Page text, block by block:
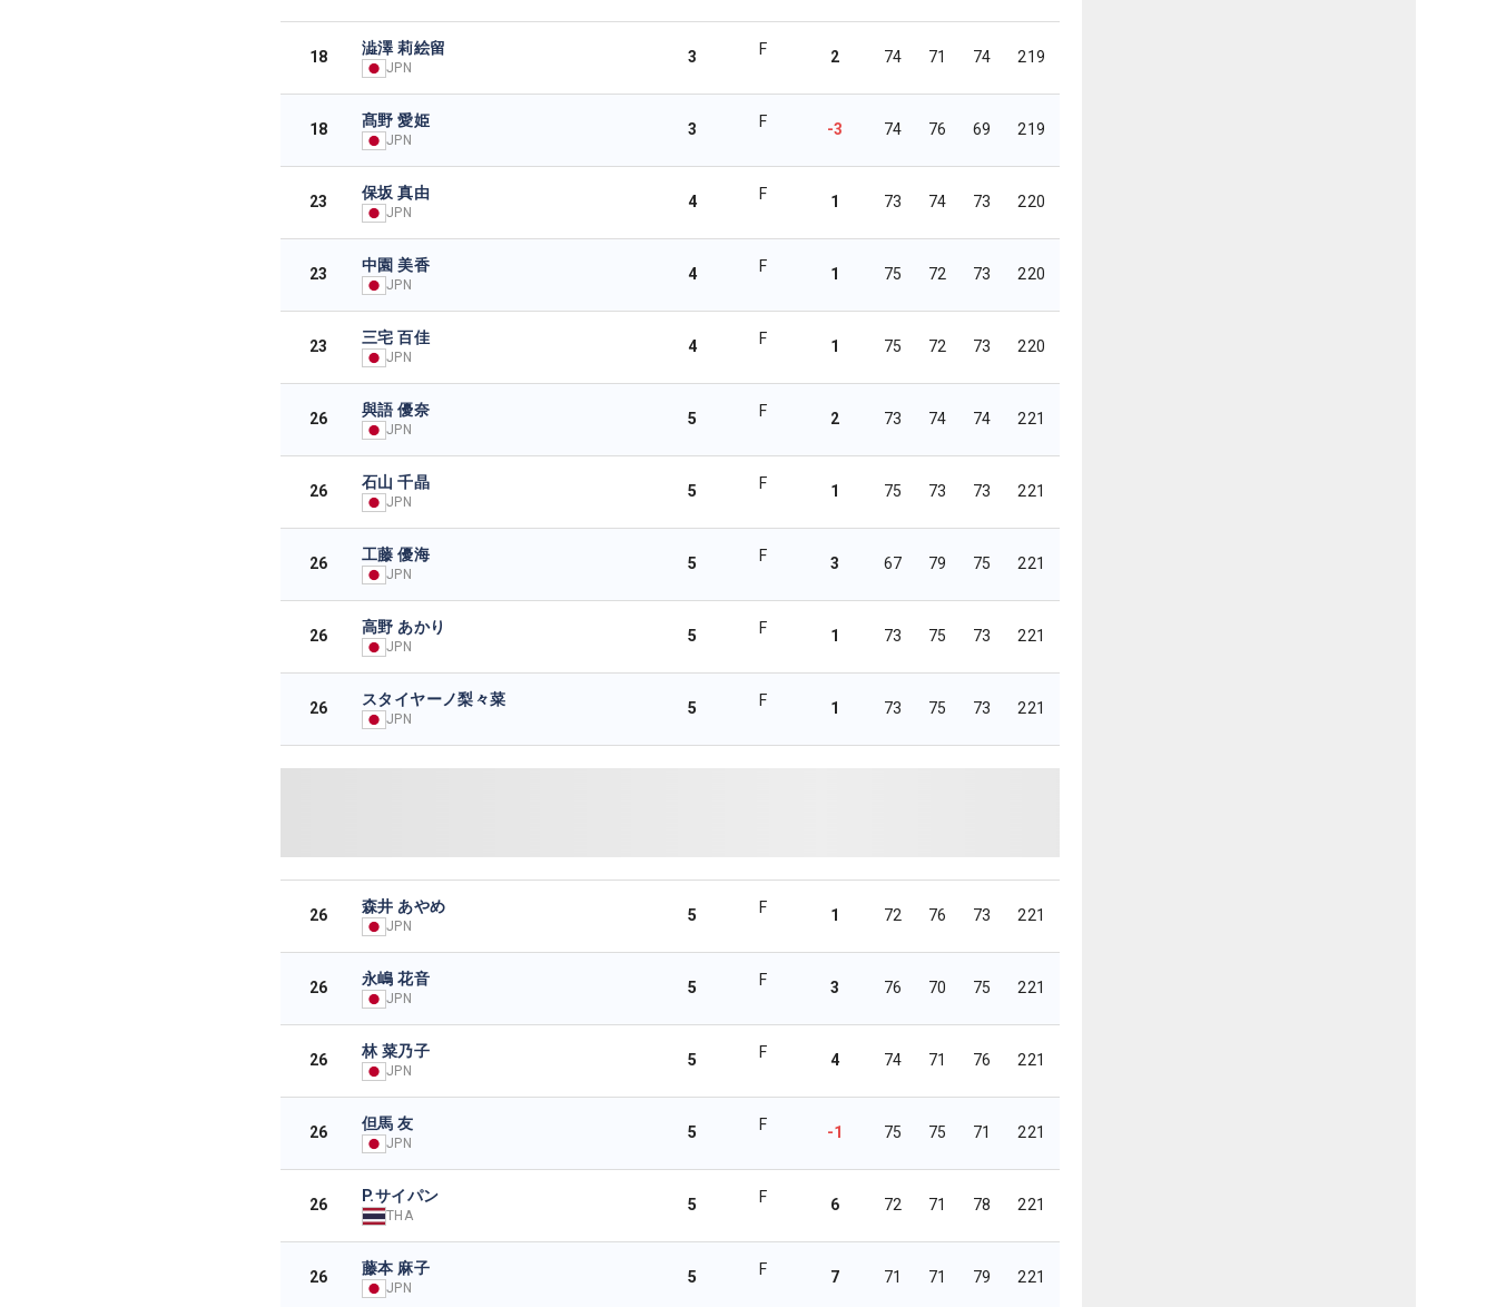
18 澁澤 莉絵留
JPN
3 F 2 74 71 74 219
18 髙野 愛姫
JPN
3 F -3 74 76 69 219
23 保坂 真由
JPN
4 F 1 73 74 73 220
23 中園 美香
JPN
4 F 1 75 72 73 220
23 三宅 百佳
JPN
4 F 1 75 72 73 220
26 與語 優奈
JPN
5 F 2 73 74 74 221
26 石山 千晶
JPN
5 F 1 75 73 73 221
26 工藤 優海
JPN
5 F 3 67 79 75 221
26 高野 あかり
JPN
5 F 1 73 75 73 221
26 スタイヤーノ梨々菜
JPN
5 F 1 73 75 73 221
26 森井 あやめ
JPN
5 F 1 72 76 73 221
26 永嶋 花音
JPN
5 F 3 76 70 75 221
26 林 菜乃子
JPN
5 F 4 74 71 76 221
26 但馬 友
JPN
5 F -1 75 75 71 221
26 P.サイパン
THA
5 F 6 72 71 78 221
26 藤本 麻子
JPN
5 F 7 71 71 79 221